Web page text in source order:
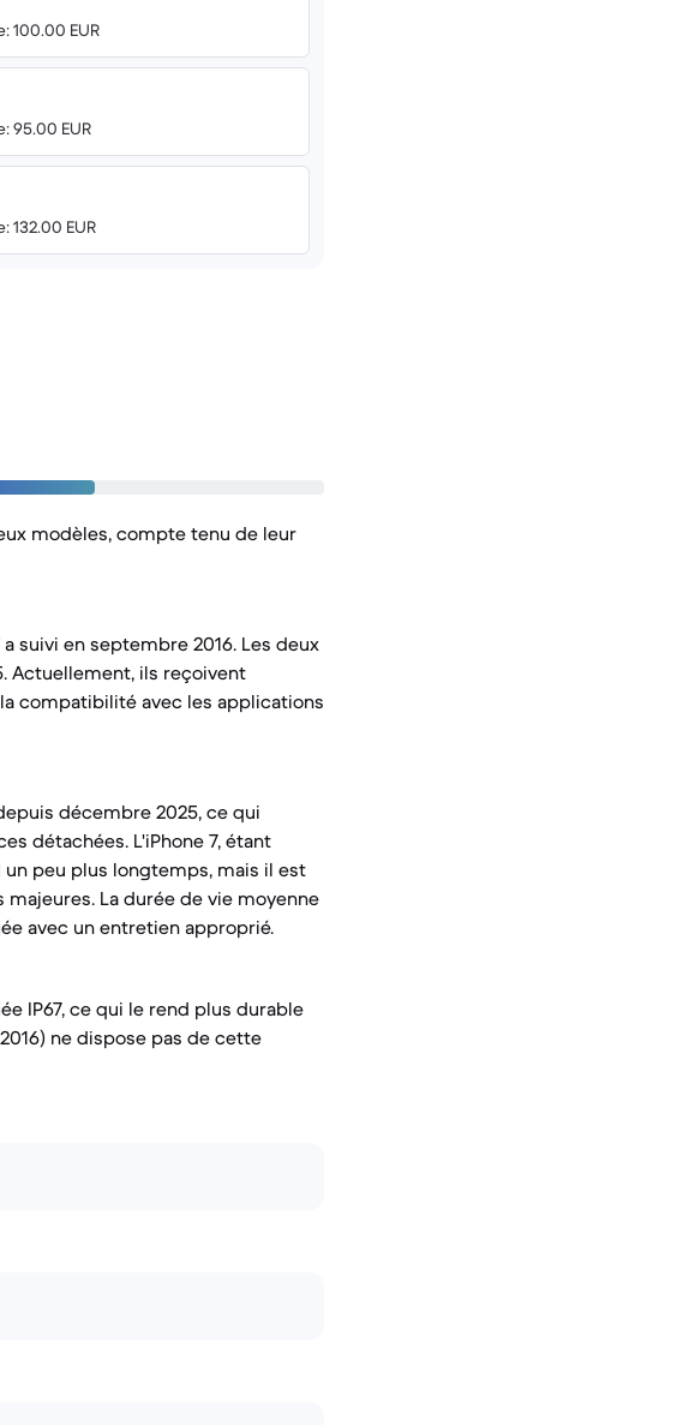
100.00 EUR
95.00 EUR
132.00 EUR
modèles, compte tenu de leur
a suivi en septembre 2016. Les deux
Actuellement, ils reçoivent
compatibilité avec les applications
décembre 2025, ce qui
détachées. L'iPhone 7, étant
peu plus longtemps, mais il est
La durée de vie moyenne
avec un entretien approprié.
IP67, ce qui le rend plus durable
ne dispose pas de cette